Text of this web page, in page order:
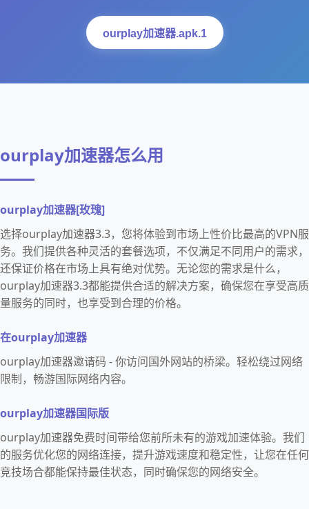
ourplay加速器.apk.1
ourplay加速器怎么用
ourplay加速器[玫瑰]
选择ourplay加速器3.3，您将体验到市场上性价比最高的VPN服
务。我们提供各种灵活的套餐选项，不仅满足不同用户的需求，
还保证价格在市场上具有绝对优势。无论您的需求是什么，
ourplay加速器3.3都能提供合适的解决方案，确保您在享受高质
量服务的同时，也享受到合理的价格。
在ourplay加速器
ourplay加速器邀请码 - 你访问国外网站的桥梁。轻松绕过网络
限制，畅游国际网络内容。
ourplay加速器国际版
ourplay加速器免费时间带给您前所未有的游戏加速体验。我们
的服务优化您的网络连接，提升游戏速度和稳定性，让您在任何
竞技场合都能保持最佳状态，同时确保您的网络安全。